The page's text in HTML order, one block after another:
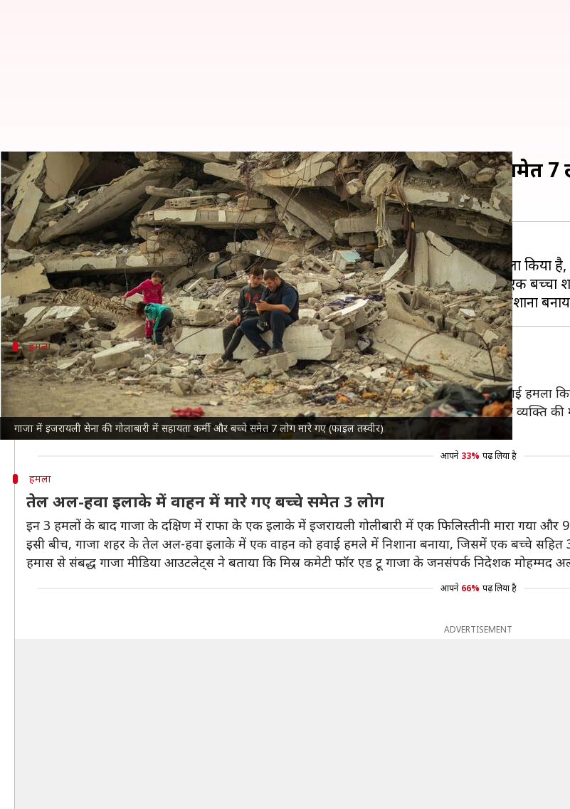
गाजा में इजरायली सेना की गोलाबारी में सहायता कर्मी और बच्चे समेत 7 लोग मारे गए (फाइल तस्वीर)
गाजा में इजरायली सेना की गोलाबारी, सहायता कर्मी और बच्चे समेत 7
लेखन गजेंद्र Jul 08, 2026 01:47 pm
क्या है खबर?
इजरायलकागाजा पट्टीपर हमला जारी है। इजरायली बलों ने मंगलवार को कई इलाकों में हवाई हमला किया
गाजा पट्टी के स्वास्थ्य कर्मियों ने बताया कि मृतकों में एक आतंकी, एक मिस्र का सहायता कर्मी और एक बच्चा
इजरायल रक्षा बलों नेरॉयटर्स
हमला
इजरायल ने कहां-कहां किया हमला?
टाइम्स ऑफ इजरायलके मुताबिक,इजरायली बलोंने दक्षिणी गाजा के खान यूनिस के मवासी इलाके में हवाई हमला
इसके अलावा, पश्चिमी हिस्से में विस्थापित परिवारों के शिविर के पास दूसरा हवाई हमला हुआ, जिसमें एक व्यक्ति
खान यूनिस में तीसरे हवाई हमले में एक व्यक्ति की मौत हो गई और 3 अन्य घायल हो गए।
आपने 33% पढ़ लिया है
हमला
तेल अल-हवा इलाके में वाहन में मारे गए बच्चे समेत 3 लोग
इन 3 हमलों के बाद गाजा के दक्षिण में राफा के एक इलाके में इजरायली गोलीबारी में एक फिलिस्तीनी मारा गया और
इसी बीच, गाजा शहर के तेल अल-हवा इलाके में एक वाहन को हवाई हमले में निशाना बनाया, जिसमें एक बच्चे सहित 3
हमास से संबद्ध गाजा मीडिया आउटलेट्स ने बताया कि मिस्र कमेटी फॉर एड टू गाजा के जनसंपर्क निदेशक मोहम्मद
आपने 66% पढ़ लिया है
ADVERTISEMENT